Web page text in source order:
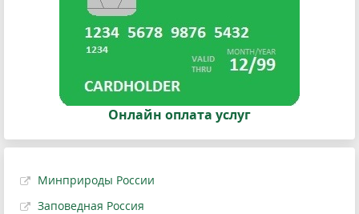
Онлайн оплата услуг
Минприроды России
Заповедная Россия